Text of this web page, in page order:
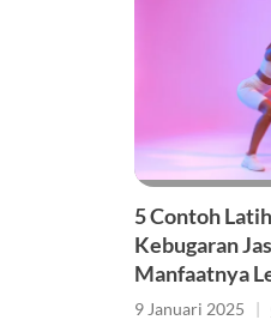
5 Contoh
Kebugaran
Manfaatnya
Gambar
9 Januari 2025 |